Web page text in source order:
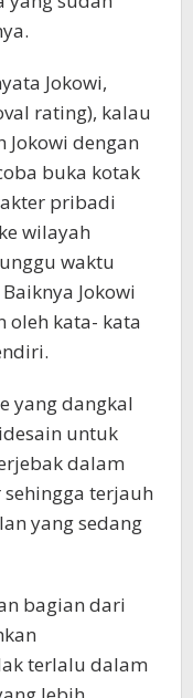
Jokowi,
rating), kalau
dengan
buka kotak
pribadi
wilayah
waktu
Jokowi
oleh kata- kata
yang dangkal
untuk
dalam
terjauh
yang sedang
bagian dari
terlalu dalam